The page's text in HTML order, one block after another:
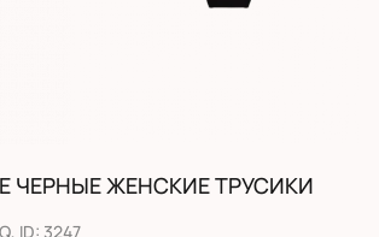
ЧЕРНЫЕ ЖЕНСКИЕ ТРУСИКИ
, ID: 3247